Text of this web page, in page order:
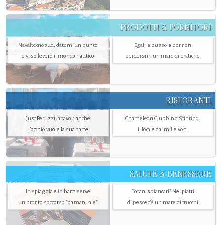
PRODOTTI & FORNITORI
Navaltecnosud, datemi un punto
e vi solleverò il mondo nautico
Egaf, la bussola per non
perdersi in un mare di pratiche
RISTORANTI
Just Peruzzi, a tavola anche
l’occhio vuole la sua parte
Chameleon Clubbing Stintino,
il locale dai mille volti
SALUTE & BENESSERE
In spiaggia e in barca serve
un pronto soccorso "da manuale"
Totani sbiancati? Nei piatti
di pesce c'è un mare di trucchi